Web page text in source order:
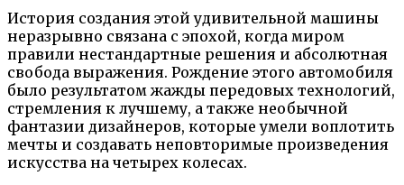
История создания этой удивительной машины
неразрывно связана с эпохой, когда миром
правили нестандартные решения и абсолютная
свобода выражения. Рождение этого автомобиля
было результатом жажды передовых технологий,
стремления к лучшему, а также необычной
фантазии дизайнеров, которые умели воплотить
мечты и создавать неповторимые произведения
искусства на четырех колесах.